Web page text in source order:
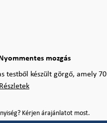
mozgás
testből készült görgő, amely 70
Részletek
Kérjen árajánlatot most.